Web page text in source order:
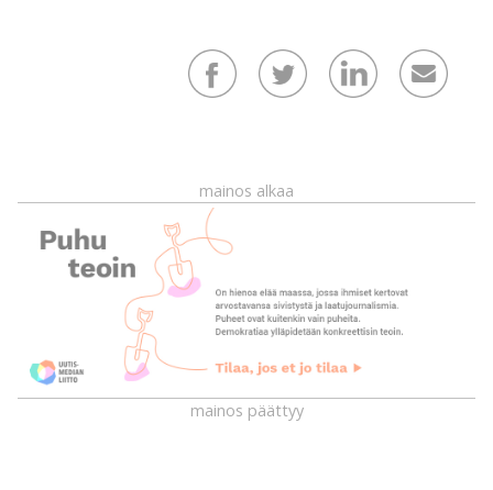
mainos alkaa
mainos päättyy